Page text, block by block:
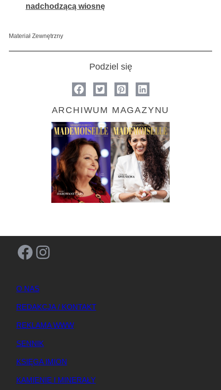
nadchodzącą wiosnę
Materiał Zewnętrzny
Podziel się
ARCHIWUM MAGAZYNU
Facebook Instagram
O NAS
REDAKCJA / KONTAKT
REKLAMA WWW
SENNIK
KSIĘGA IMION
KAMIENIE I MINERAŁY